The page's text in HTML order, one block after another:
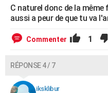
C naturel donc de la
aussi a peur de que tu va
Commenter 1
RÉPONSE 4 / 7
iksklibur